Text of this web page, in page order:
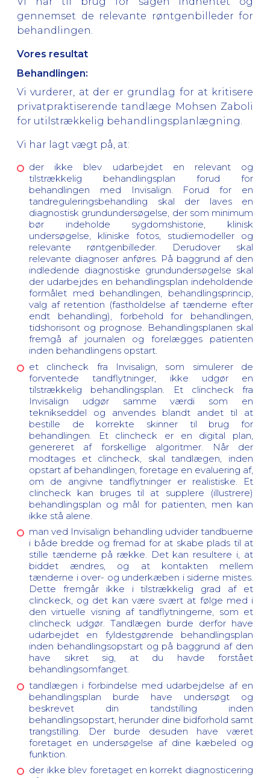
gennemset de relevante røntgenbilleder for
behandlingen.
Vores resultat
Behandlingen:
Vi vurderer, at der er grundlag for at kritisere
privatpraktiserende tandlæge Mohsen Zaboli
for utilstrækkelig behandlingsplanlægning.
Vi har lagt vægt på, at:
der ikke blev udarbejdet en relevant og
tilstrækkelig behandlingsplan forud for
behandlingen med Invisalign. Forud for en
tandreguleringsbehandling skal der laves en
diagnostisk grundundersøgelse, der som minimum
bør indeholde sygdomshistorie, klinisk
undersøgelse, kliniske fotos, studiemodeller og
relevante røntgenbilleder. Derudover skal
relevante diagnoser anføres. På baggrund af den
indledende diagnostiske grundundersøgelse skal
der udarbejdes en behandlingsplan indeholdende
formålet med behandlingen, behandlingsprincip,
valg af retention (fastholdelse af tænderne efter
endt behandling), forbehold for behandlingen,
tidshorisont og prognose. Behandlingsplanen skal
fremgå af journalen og forelægges patienten
inden behandlingens opstart.
et clincheck fra Invisalign, som simulerer de
forventede tandflytninger, ikke udgør en
tilstrækkelig behandlingsplan. Et clincheck fra
Invisalign udgør samme værdi som en
teknikseddel og anvendes blandt andet til at
bestille de korrekte skinner til brug for
behandlingen. Et clincheck er en digital plan,
genereret af forskellige algoritmer. Når der
modtages et clincheck, skal tandlægen, inden
opstart af behandlingen, foretage en evaluering af,
om de angivne tandflytninger er realistiske. Et
clincheck kan bruges til at supplere (illustrere)
behandlingsplan og mål for patienten, men kan
ikke stå alene.
man ved Invisalign behandling udvider tandbuerne
i både bredde og fremad for at skabe plads til at
stille tænderne på række. Det kan resultere i, at
biddet ændres, og at kontakten mellem
tænderne i over- og underkæben i siderne mistes.
Dette fremgår ikke i tilstrækkelig grad af et
clinckeck, og det kan være svært at følge med i
den virtuelle visning af tandflytningerne, som et
clincheck udgør. Tandlægen burde derfor have
udarbejdet en fyldestgørende behandlingsplan
inden behandlingsopstart og på baggrund af den
have sikret sig, at du havde forstået
behandlingsomfanget.
tandlægen i forbindelse med udarbejdelse af en
behandlingsplan burde have undersøgt og
beskrevet din tandstilling inden
behandlingsopstart, herunder dine bidforhold samt
trangstilling. Der burde desuden have været
foretaget en undersøgelse af dine kæbeled og
funktion.
der ikke blev foretaget en korrekt diagnosticering